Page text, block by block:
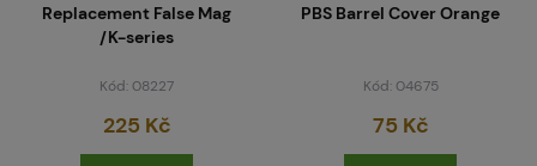
Replacement False Mag
/K-series
Kód: 08227
225 Kč
PBS Barrel Cover Orange
Kód: 04675
75 Kč